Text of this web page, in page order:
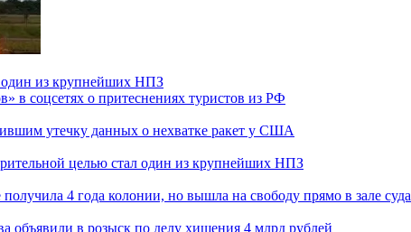
один из крупнейших НПЗ
в соцсетях о притеснениях туристов из РФ
утечку данных о нехватке ракет у США
целью стал один из крупнейших НПЗ
4 года колонии, но вышла на свободу прямо в зале суда
объявили в розыск по делу хищения 4 млрд рублей